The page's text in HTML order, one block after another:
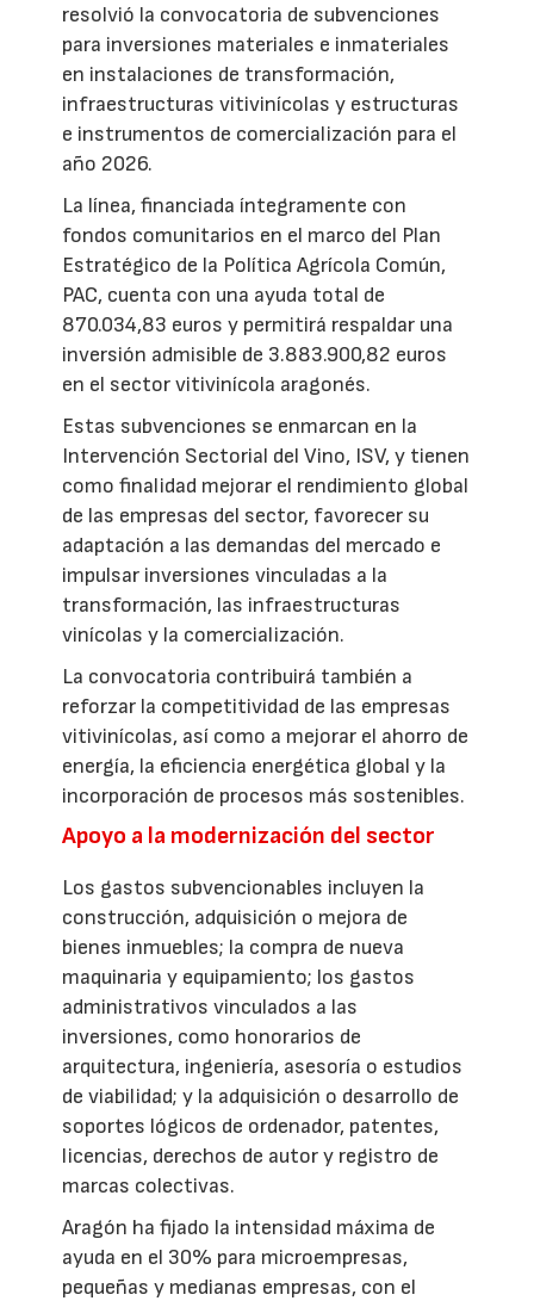
resolvió la convocatoria de subvenciones
para inversiones materiales e inmateriales
en instalaciones de transformación,
infraestructuras vitivinícolas y estructuras
e instrumentos de comercialización para el
año 2026.
La línea, financiada íntegramente con
fondos comunitarios en el marco del Plan
Estratégico de la Política Agrícola Común,
PAC, cuenta con una ayuda total de
870.034,83 euros y permitirá respaldar una
inversión admisible de 3.883.900,82 euros
en el sector vitivinícola aragonés.
Estas subvenciones se enmarcan en la
Intervención Sectorial del Vino, ISV, y tienen
como finalidad mejorar el rendimiento global
de las empresas del sector, favorecer su
adaptación a las demandas del mercado e
impulsar inversiones vinculadas a la
transformación, las infraestructuras
vinícolas y la comercialización.
La convocatoria contribuirá también a
reforzar la competitividad de las empresas
vitivinícolas, así como a mejorar el ahorro de
energía, la eficiencia energética global y la
incorporación de procesos más sostenibles.
Apoyo a la modernización del sector
Los gastos subvencionables incluyen la
construcción, adquisición o mejora de
bienes inmuebles; la compra de nueva
maquinaria y equipamiento; los gastos
administrativos vinculados a las
inversiones, como honorarios de
arquitectura, ingeniería, asesoría o estudios
de viabilidad; y la adquisición o desarrollo de
soportes lógicos de ordenador, patentes,
licencias, derechos de autor y registro de
marcas colectivas.
Aragón ha fijado la intensidad máxima de
ayuda en el 30% para microempresas,
pequeñas y medianas empresas, con el